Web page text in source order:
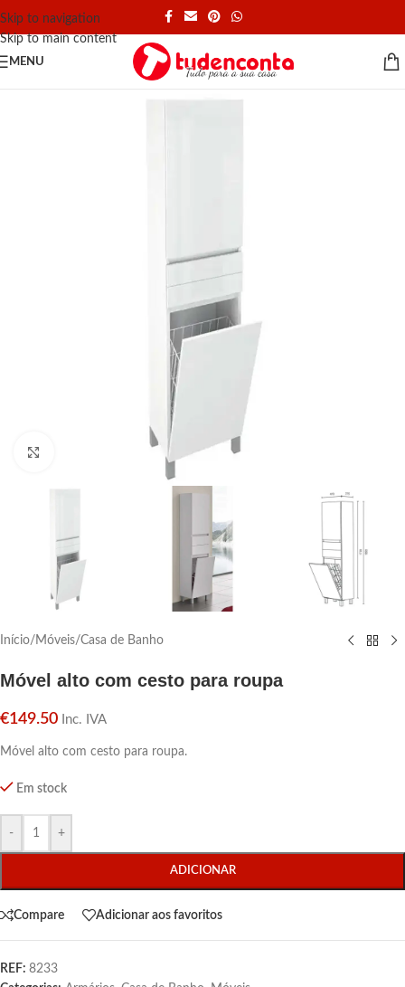
Skip to navigation
Skip to main content
MENU
Início/ Móveis/Casa de Banho
Móvel alto com cesto para roupa
€149.50 Inc. IVA
Móvel alto com cesto para roupa.
Em stock
- +
ADICIONAR
Compare Adicionar aos favoritos
REF: 8233